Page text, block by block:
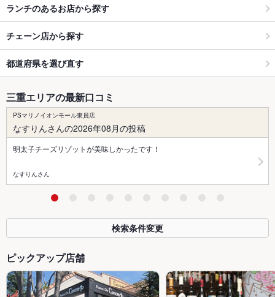
ランチのあるお店から探す
チェーン店から探す
都道府県を選び直す
三重エリアの最新口コミ
PSマリノイオンモール東員店
なすりんさんの2026年08月の投稿
明太子チーズリゾットが美味しかったです！
なすりんさん
検索条件変更
ピックアップ店舗